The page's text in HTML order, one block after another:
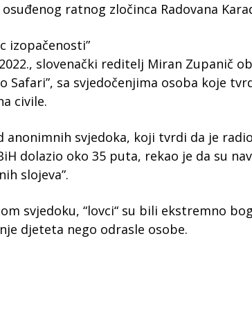
ratnog zločinca Radovana
izopačenosti”
slovenački reditelj Miran Zupanič
Safari”, sa svjedočenjima osoba koje
civile.
anonimnih svjedoka, koji tvrdi da je
dolazio oko 35 puta, rekao je da su
slojeva”.
svjedoku, “lovci“ su bili ekstremno
djeteta nego odrasle osobe.